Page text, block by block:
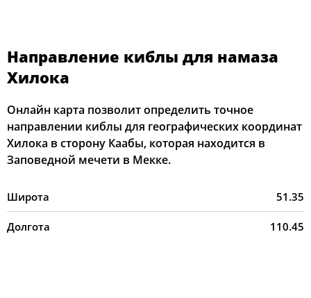
Направление киблы для намаза
Хилока
Онлайн карта позволит определить точное
направлении киблы для географических координат
Хилока в сторону Каабы, которая находится в
Заповедной мечети в Мекке.
Широта 51.35
Долгота 110.45